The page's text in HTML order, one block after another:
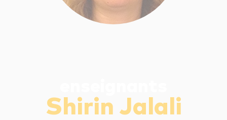
offres d’emploi
Shirin Jalali